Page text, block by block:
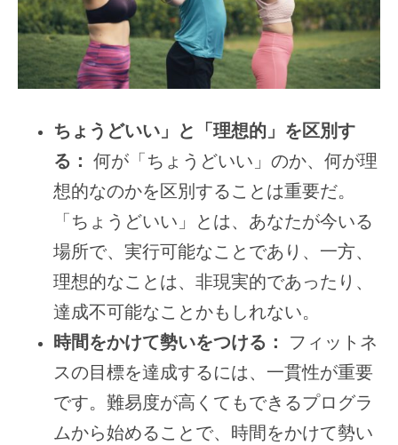
ちょうどいい」と「理想的」を区別す
る： 何が「ちょうどいい」のか、何が理
想的なのかを区別することは重要だ。
「ちょうどいい」とは、あなたが今いる
場所で、実行可能なことであり、一方、
理想的なことは、非現実的であったり、
達成不可能なことかもしれない。
時間をかけて勢いをつける： フィットネ
スの目標を達成するには、一貫性が重要
です。難易度が高くてもできるプログラ
ムから始めることで、時間をかけて勢い